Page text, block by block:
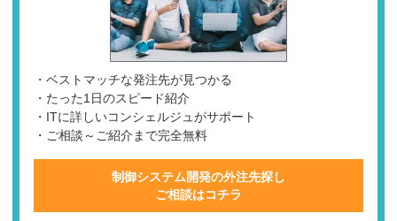
・ベストマッチな発注先が見つかる
・たった1日のスピード紹介
・ITに詳しいコンシェルジュがサポート
・ご相談～ご紹介まで完全無料
制御システム開発の外注先探し
ご相談はコチラ